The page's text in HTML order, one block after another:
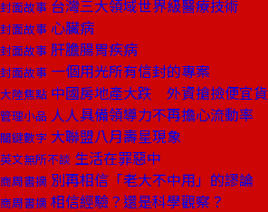
封面故事 台灣三大領域世界級醫療技術
封面故事 心臟病
封面故事 肝膽腸胃疾病
封面故事 一個用光所有信封的專案
大陸焦點 中國房地產大跌 外資搶撿便宜貨
管理小品 人人具備領導力不再擔心流動率
關鍵數字 大聯盟八月壽星現象
英文無所不談 生活在罪惡中
商周書摘 別再相信「老大不中用」的謬論
商周書摘 相信經驗？還是科學觀察？